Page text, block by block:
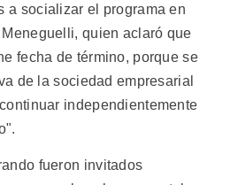
a socializar el programa en
quien aclaró que
fecha de término, porque se
de la sociedad empresarial
independientemente
fueron invitados